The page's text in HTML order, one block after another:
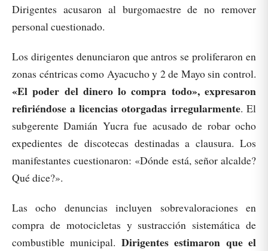
Dirigentes acusaron al burgomaestre de no remover
personal cuestionado.
Los dirigentes denunciaron que antros se proliferaron en
zonas céntricas como Ayacucho y 2 de Mayo sin control.
«El poder del dinero lo compra todo», expresaron
refiriéndose a licencias otorgadas irregularmente. El
subgerente Damián Yucra fue acusado de robar ocho
expedientes de discotecas destinadas a clausura. Los
manifestantes cuestionaron: «Dónde está, señor alcalde?
Qué dice?».
Las ocho denuncias incluyen sobrevaloraciones en
compra de motocicletas y sustracción sistemática de
combustible municipal. Dirigentes estimaron que el